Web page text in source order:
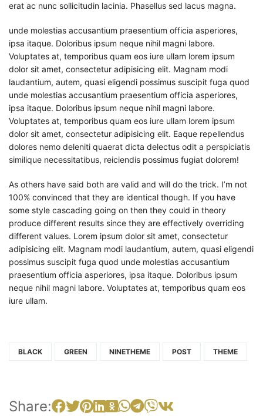
erat ac nunc sollicitudin lacinia. Phasellus sed lacus magna.
unde molestias accusantium praesentium officia asperiores,
ipsa itaque. Doloribus ipsum neque nihil magni labore.
Voluptates at, temporibus quam eos iure ullam lorem ipsum
dolor sit amet, consectetur adipisicing elit. Magnam modi
laudantium, autem, quasi eligendi possimus suscipit fuga quod
unde molestias accusantium praesentium officia asperiores,
ipsa itaque. Doloribus ipsum neque nihil magni labore.
Voluptates at, temporibus quam eos iure ullam lorem ipsum
dolor sit amet, consectetur adipisicing elit. Eaque repellendus
dolores nemo deleniti quaerat dicta delectus odit a perspiciatis
similique necessitatibus, reiciendis possimus fugiat dolorem!
As others have said both are valid and will do the trick. I’m not
100% convinced that they are identical though. If you have
some style cascading going on then they could in theory
produce different results since they are effectively overriding
different values. Lorem ipsum dolor sit amet, consectetur
adipisicing elit. Magnam modi laudantium, autem, quasi eligendi
possimus suscipit fuga quod unde molestias accusantium
praesentium officia asperiores, ipsa itaque. Doloribus ipsum
neque nihil magni labore. Voluptates at, temporibus quam eos
iure ullam.
BLACK GREEN NINETHEME POST THEME
Share: